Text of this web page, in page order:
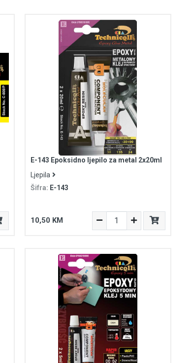
E-143 Epoksidno ljepilo za metal 2x20ml
Ljepila
Šifra: E-143
10,50 KM